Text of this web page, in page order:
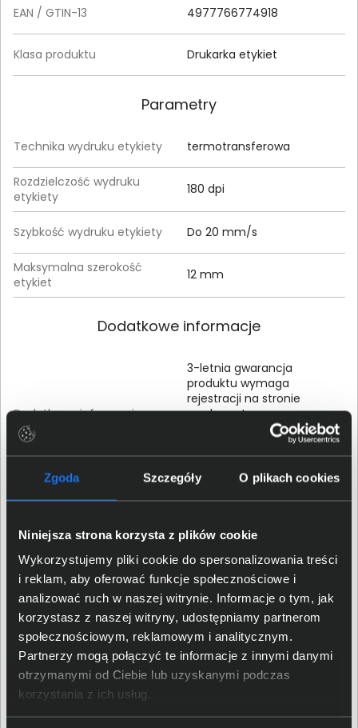
Zgoda Szczegóły O plikach cookies
Niniejsza strona korzysta z plików cookie
Wykorzystujemy pliki cookie do spersonalizowania treści
i reklam, aby oferować funkcje społecznościowe i
analizować ruch w naszej witrynie. Informacje o tym, jak
korzystasz z naszej witryny, udostępniamy partnerom
społecznościowym, reklamowym i analitycznym.
Partnerzy mogą połączyć te informacje z innymi danymi
otrzymanymi od Ciebie lub uzyskanymi podczas
korzystania z ich usług.
EAN / GTIN-13 4977766774918
Klasa produktu Drukarka etykiet
Parametry
Technika wydruku etykiety termotransferowa
Rozdzielczość wydruku
etykiety
180 dpi
Szybkość wydruku etykiety Do 20 mm/s
Maksymalna szerokość
etykiet
12 mm
Dodatkowe informacje
Dodatkowe informacje
3-letnia gwarancja
produktu wymaga
rejestracji na stronie
producenta
Możliwość pracy przy
wykorzystaniu sześciu
baterii alkalicznych AAA.
Wysokość (mm) 58
Szerokość (mm) 111
Głębokość (mm) 204
Szczegóły dotyczące zgodności produktu z
przepisami